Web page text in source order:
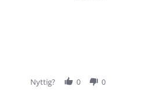
Nyttig? 0 0